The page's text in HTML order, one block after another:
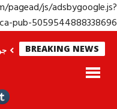
pagead/js/
pub-
BREAKING NEWS
وحراس لا ينامون جولة